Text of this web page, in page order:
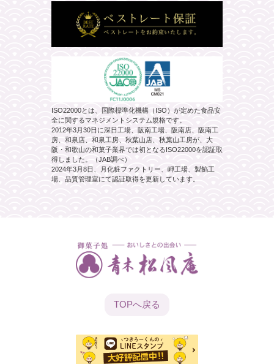
ISO22000とは、国際標準化機構（ISO）が定めた食品安
全に関するマネジメントシステム規格です。
2012年3月30日に深日工場、阪南工場、阪南店、阪南工
房、和泉店、和泉工房、秋葉山店、秋葉山工房が、大
阪・和歌山の和菓子業界では初となるISO22000を認証取
得しました。（JAB調べ）
2024年3月8日、月化粧ファクトリー、岬工場、製餡工
場、品質管理室にて認証取得を更新しています。
TOPへ戻る